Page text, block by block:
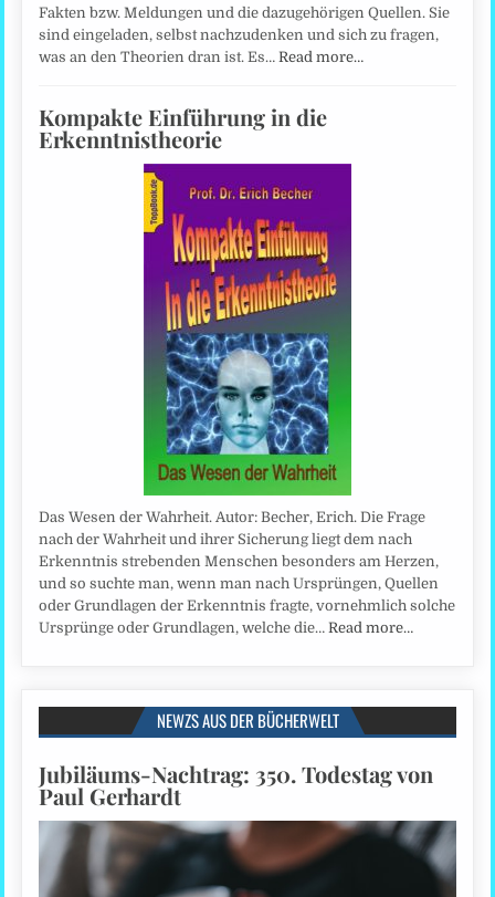
Fakten bzw. Meldungen und die dazugehörigen Quellen. Sie
sind eingeladen, selbst nachzudenken und sich zu fragen,
was an den Theorien dran ist. Es…Read more…
Kompakte Einführung in die
Erkenntnistheorie
Das Wesen der Wahrheit. Autor: Becher, Erich. Die Frage
nach der Wahrheit und ihrer Sicherung liegt dem nach
Erkenntnis strebenden Menschen besonders am Herzen,
und so suchte man, wenn man nach Ursprüngen, Quellen
oder Grundlagen der Erkenntnis fragte, vornehmlich solche
Ursprünge oder Grundlagen, welche die…Read more…
NEWZS AUS DER BÜCHERWELT
Jubiläums-Nachtrag: 350. Todestag von
Paul Gerhardt